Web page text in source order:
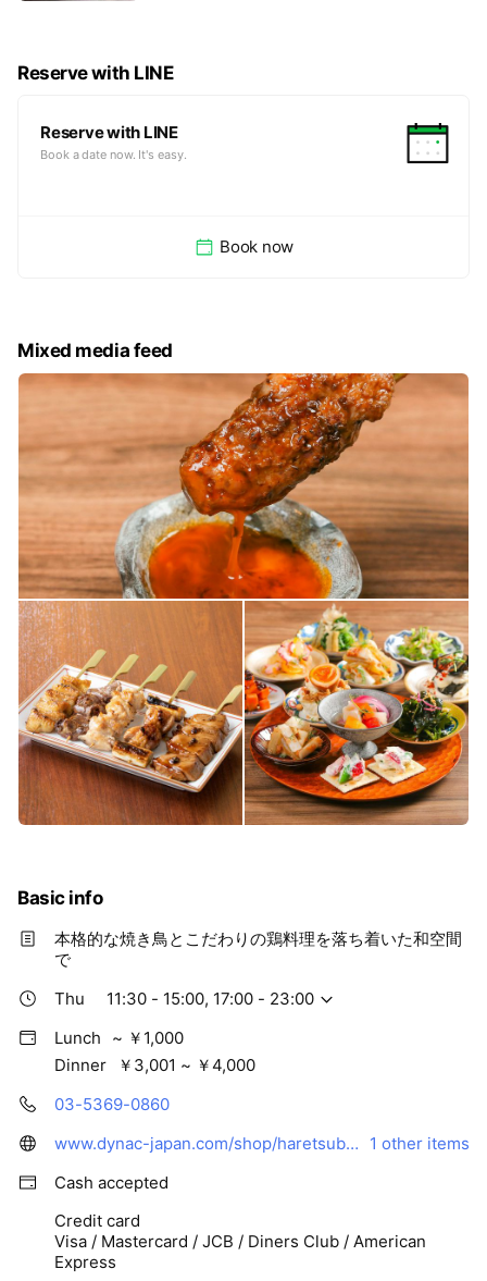
Reserve with LINE
Reserve with LINE
Book a date now. It's easy.
Book now
Mixed media feed
Basic info
本格的な焼き鳥とこだわりの鶏料理を落ち着いた和空間
で
Thu
11:30 - 15:00, 17:00 - 23:00
Lunch
~ ￥1,000
Dinner
￥3,001 ~ ￥4,000
03-5369-0860
www.dynac-japan.com/shop/haretsubame/shinjuku_higashiguchi/?utm_source=line&utm_medium=social
1 other items
Cash accepted
Credit card
Visa / Mastercard / JCB / Diners Club / American
Express